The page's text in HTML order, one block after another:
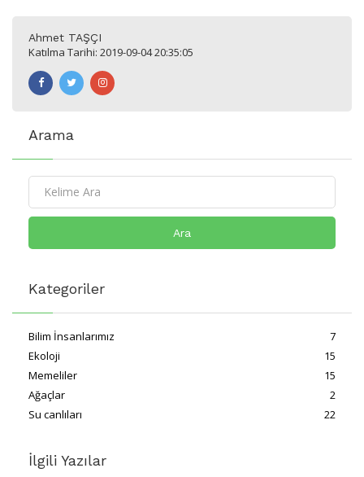
Ahmet TAŞÇI
Katılma Tarihi: 2019-09-04 20:35:05
Arama
Ara
Kategoriler
Bilim İnsanlarımız
7
Ekoloji
15
Memeliler
15
Ağaçlar
2
Su canlıları
22
İlgili Yazılar